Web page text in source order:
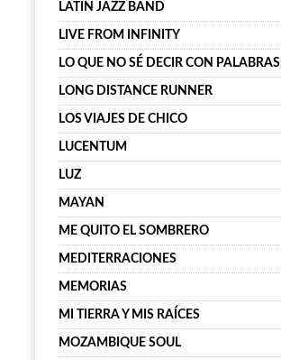
LATIN JAZZ BAND
LIVE FROM INFINITY
LO QUE NO SÉ DECIR CON PALABRAS
LONG DISTANCE RUNNER
LOS VIAJES DE CHICO
LUCENTUM
LUZ
MAYAN
ME QUITO EL SOMBRERO
MEDITERRACIONES
MEMORIAS
MI TIERRA Y MIS RAÍCES
MOZAMBIQUE SOUL